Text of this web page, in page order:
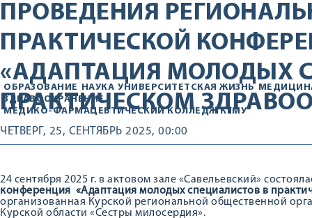
ПРОВЕДЕНИЯ
ПРАКТИЧЕСКОЙ
«АДАПТАЦИЯ МОЛОДЫХ
ПРАКТИЧЕСКОМ
ОБРАЗОВАНИЕ НАУКА УНИВЕРСИТЕТСКАЯ ЖИЗНЬ
ЗДРАВООХРАНЕНИЕ
МЕДИКО-ФАРМАЦЕВТИЧЕСКИЙ КОЛЛЕДЖ КГМУ
ЧЕТВЕРГ, 25, СЕНТЯБРЬ 2025, 00:00
24 сентября 2025 г. в актовом зале «Савельевский»
конференция «Адаптация молодых специалистов в
организованная Курской региональной общественной
Курской области «Сестры милосердия».